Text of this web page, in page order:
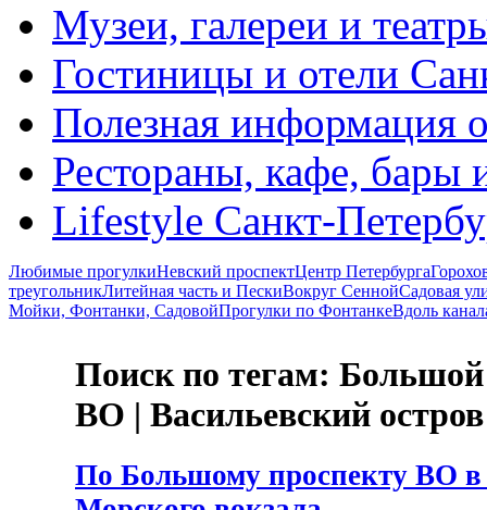
Музеи, галереи и
Гостиницы и отели
Полезная информация
Рестораны, кафе, бары
Lifestyle Санкт-
Любимые прогулкиНевский проспектЦентр Петербурга
треугольникЛитейная часть и ПескиВокруг СеннойСадовая
Мойки, Фонтанки, СадовойПрогулки по ФонтанкеВдоль
Поиск по тегам: Большой
ВО | Васильевский остров
По Большому проспекту ВО в